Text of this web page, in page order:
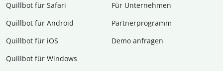
Quillbot für Safari
Quillbot für Android
Quillbot für iOS
Quillbot für Windows
Für Unternehmen
Partnerprogramm
Demo anfragen